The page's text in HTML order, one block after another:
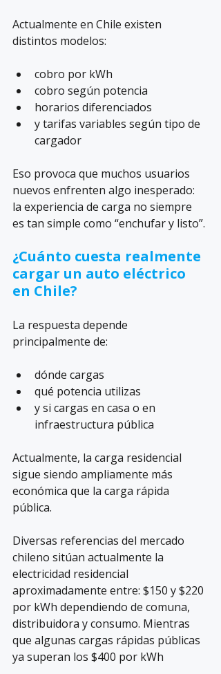
Actualmente en Chile existen
distintos modelos:
cobro por kWh
cobro según potencia
horarios diferenciados
y tarifas variables según tipo de
cargador
Eso provoca que muchos usuarios
nuevos enfrenten algo inesperado:
la experiencia de carga no siempre
es tan simple como “enchufar y listo”.
¿Cuánto cuesta realmente
cargar un auto eléctrico
en Chile?
La respuesta depende
principalmente de:
dónde cargas
qué potencia utilizas
y si cargas en casa o en
infraestructura pública
Actualmente, la carga residencial
sigue siendo ampliamente más
económica que la carga rápida
pública.
Diversas referencias del mercado
chileno sitúan actualmente la
electricidad residencial
aproximadamente entre: $150 y $220
por kWh dependiendo de comuna,
distribuidora y consumo. Mientras
que algunas cargas rápidas públicas
ya superan los $400 por kWh